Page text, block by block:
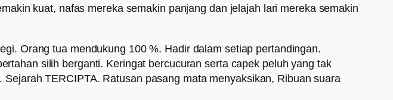
kuat, nafas mereka semakin panjang dan jelajah lari mereka semakin
Orang tua mendukung 100 %. Hadir dalam setiap pertandingan.
silih berganti. Keringat bercucuran serta capek peluh yang tak
TERCIPTA. Ratusan pasang mata menyaksikan, Ribuan suara